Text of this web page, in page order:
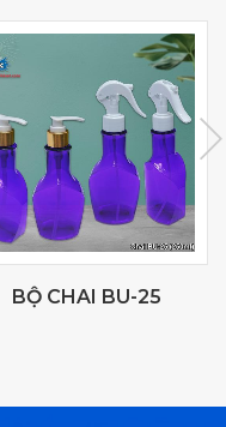
BỘ CHAI BU-25